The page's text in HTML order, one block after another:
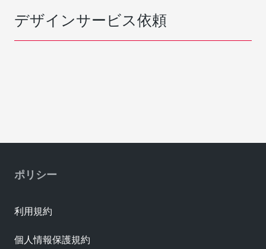
デザインサービス依頼
ポリシー
利用規約
個人情報保護規約